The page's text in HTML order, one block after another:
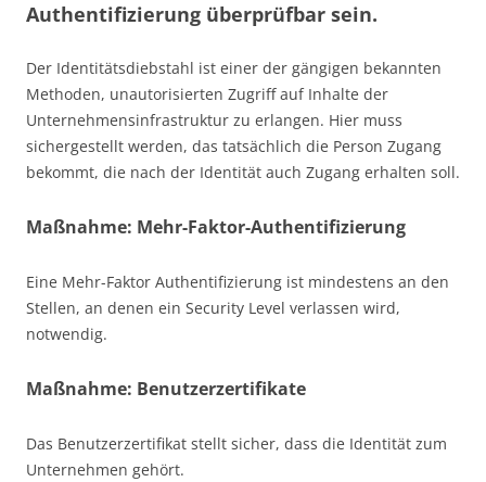
Authentifizierung überprüfbar sein.
Der Identitätsdiebstahl ist einer der gängigen bekannten
Methoden, unautorisierten Zugriff auf Inhalte der
Unternehmensinfrastruktur zu erlangen. Hier muss
sichergestellt werden, das tatsächlich die Person Zugang
bekommt, die nach der Identität auch Zugang erhalten soll.
Maßnahme: Mehr-Faktor-Authentifizierung
Eine Mehr-Faktor Authentifizierung ist mindestens an den
Stellen, an denen ein Security Level verlassen wird,
notwendig.
Maßnahme: Benutzerzertifikate
Das Benutzerzertifikat stellt sicher, dass die Identität zum
Unternehmen gehört.